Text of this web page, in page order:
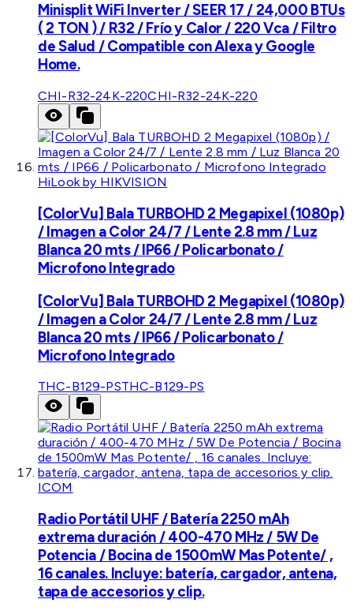
Minisplit WiFi Inverter / SEER 17 / 24,000 BTUs
( 2 TON ) / R32 / Frío y Calor / 220 Vca / Filtro
de Salud / Compatible con Alexa y Google
Home.
CHI-R32-24K-220CHI-R32-24K-220
HiLook by HIKVISION
[ColorVu] Bala TURBOHD 2 Megapixel (1080p)
/ Imagen a Color 24/7 / Lente 2.8 mm / Luz
Blanca 20 mts / IP66 / Policarbonato /
Microfono Integrado
[ColorVu] Bala TURBOHD 2 Megapixel (1080p)
/ Imagen a Color 24/7 / Lente 2.8 mm / Luz
Blanca 20 mts / IP66 / Policarbonato /
Microfono Integrado
THC-B129-PSTHC-B129-PS
ICOM
Radio Portátil UHF / Batería 2250 mAh
extrema duración / 400-470 MHz / 5W De
Potencia / Bocina de 1500mW Mas Potente/ ,
16 canales. Incluye: batería, cargador, antena,
tapa de accesorios y clip.